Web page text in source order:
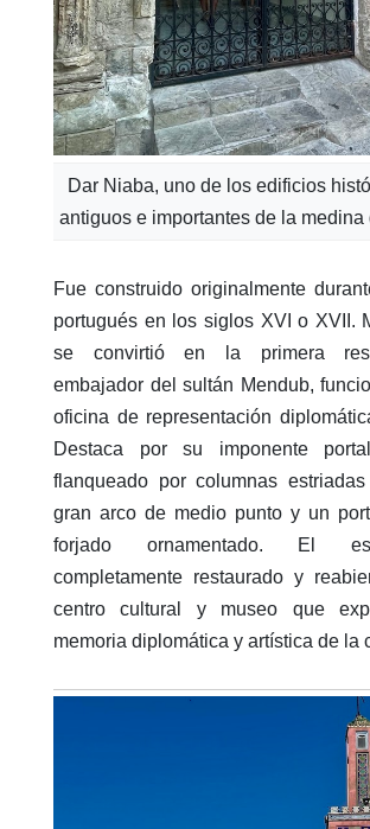
Dar Niaba, uno de los edificios
antiguos e importantes de la medina
Fue construido originalmente
portugués en los siglos XVI o XVII.
se convirtió en la primera
embajador del sultán Mendub,
oficina de representación
Destaca por su imponente
flanqueado por columnas
gran arco de medio punto y un
forjado ornamentado. El
completamente restaurado y
centro cultural y museo que
memoria diplomática y artística de la